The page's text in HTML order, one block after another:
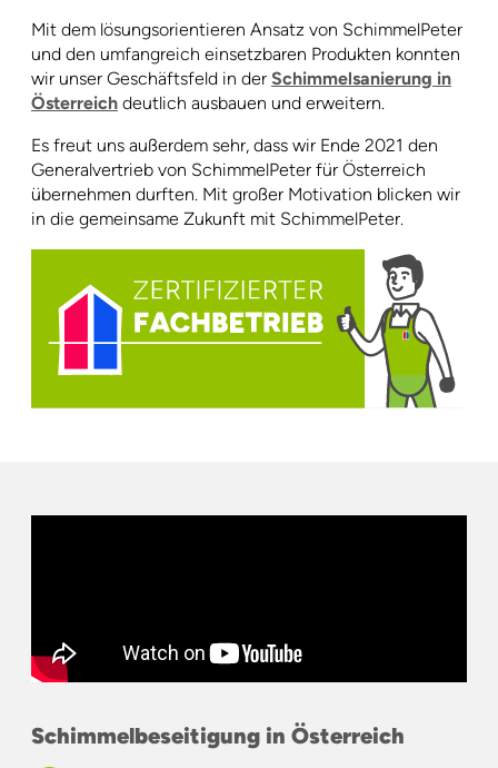
Mit dem lösungsorientieren Ansatz von SchimmelPeter
und den umfangreich einsetzbaren Produkten konnten
wir unser Geschäftsfeld in der Schimmelsanierung in
Österreichdeutlich ausbauen und erweitern.
Es freut uns außerdem sehr, dass wir Ende 2021 den
Generalvertrieb von SchimmelPeter für Österreich
übernehmen durften. Mit großer Motivation blicken wir
in die gemeinsame Zukunft mit SchimmelPeter.
Schimmelbeseitigung in Österreich